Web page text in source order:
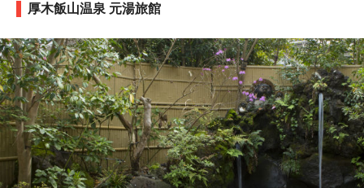
厚木飯山温泉 元湯旅館